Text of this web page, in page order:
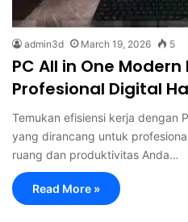
admin3d March 19, 2026 5
PC All in One
Profesional Digital
Temukan efisiensi kerja dengan
yang dirancang untuk
ruang dan produktivitas Anda…
Read More »